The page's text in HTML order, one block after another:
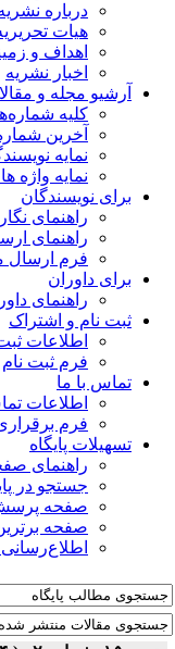
درباره نشریه
هیات تحریریه
اهداف و
اخبار نشریه
آرشیو مجله و
کلیه
آخرین شماره
نمایه
نمایه واژه
برای نویسندگان
راهنمای
راهنمای
فرم ارسال
برای داوران
راهنمای داوران
ثبت نام و اشتراک
اطلاعات ثبت
فرم ثبت نام
تماس با ما
اطلاعات
فرم برقراری
تسهیلات پایگاه
راهنمای
جستجو در
صفحه
صفحه
اطلاع‌رسانی